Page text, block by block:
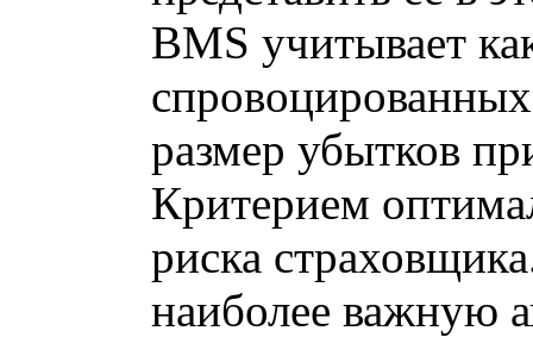
BMS учитывает
размер убытков
Критерием
риска
наиболее важную